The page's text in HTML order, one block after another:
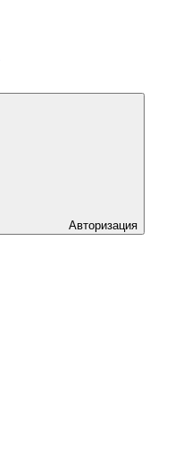
Авторизация